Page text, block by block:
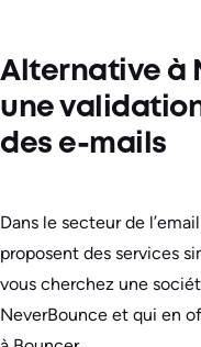
Alternative à
une
des e-mails
Dans le secteur de
proposent des services
vous cherchez une
NeverBounce et qui en